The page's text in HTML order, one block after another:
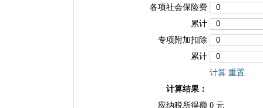
各项社会保险费
累计
专项附加扣除
累计
计算 重置
计算结果：
应纳税所得额 0 元